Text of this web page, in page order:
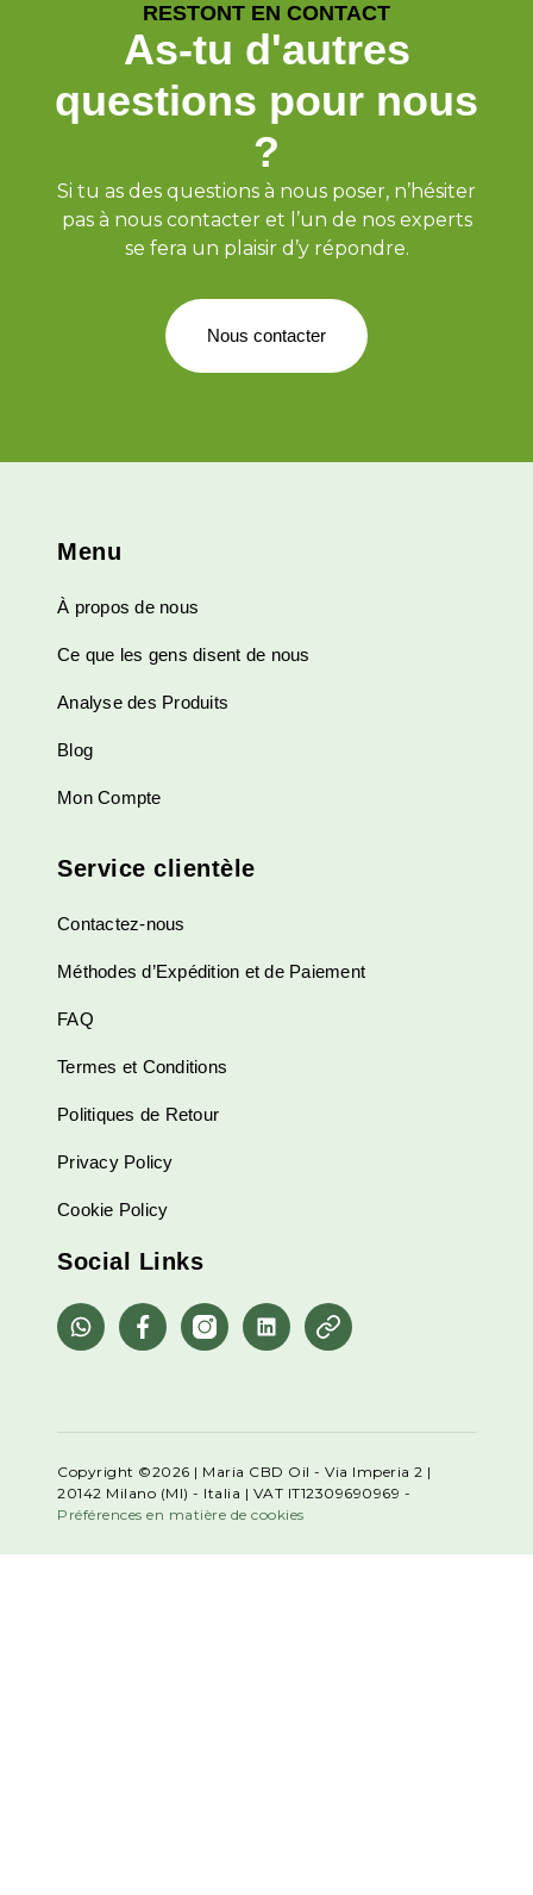
RESTONT EN CONTACT
As-tu d'autres
questions pour nous
?
Si tu as des questions à nous poser, n’hésiter
pas à nous contacter et l’un de nos experts
se fera un plaisir d’y répondre.
Nous contacter
Menu
À propos de nous
Ce que les gens disent de nous
Analyse des Produits
Blog
Mon Compte
Service clientèle
Contactez-nous
Méthodes d’Expédition et de Paiement
FAQ
Termes et Conditions
Politiques de Retour
Privacy Policy
Cookie Policy
Social Links
Copyright ©2026 | Maria CBD Oil - Via Imperia 2 |
20142 Milano (MI) - Italia | VAT IT12309690969 -
Préférences en matière de cookies